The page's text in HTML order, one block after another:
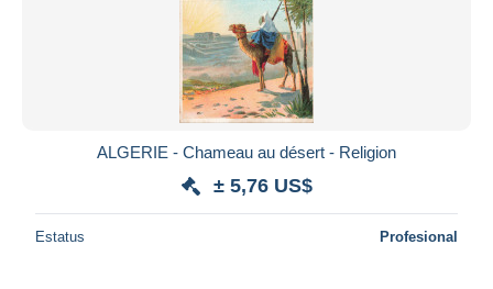
ALGERIE - Chameau au désert - Religion
± 5,76 US$
Estatus Profesional